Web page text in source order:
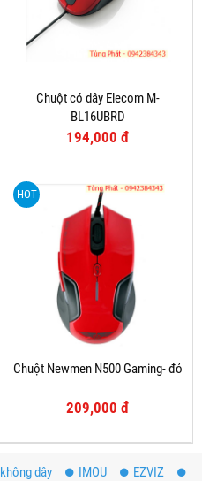
Chuột có dây Elecom M-
BL16UBRD
194,000 đ
HOT
Chuột Newmen N500 Gaming- đỏ
209,000 đ
dây IMOU
EZVIZ